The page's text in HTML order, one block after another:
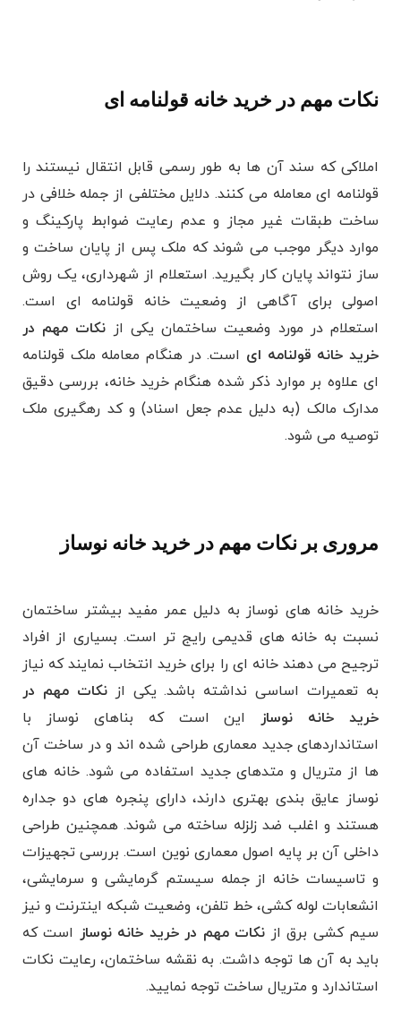
نکات مهم در خرید خانه قولنامه ای
املاکی که سند آن ها به طور رسمی قابل انتقال نیستند را
قولنامه ای معامله می کنند. دلایل مختلفی از جمله خلافی در
ساخت طبقات غیر مجاز و عدم رعایت ضوابط پارکینگ و
موارد دیگر موجب می شوند که ملک پس از پایان ساخت و
ساز نتواند پایان کار بگیرید. استعلام از شهرداری، یک روش
اصولی برای آگاهی از وضعیت خانه قولنامه ای است.
استعلام در مورد وضعیت ساختمان یکی از نکات مهم در
خرید خانه قولنامه ای است. در هنگام معامله ملک قولنامه
ای علاوه بر موارد ذکر شده هنگام خرید خانه، بررسی دقیق
مدارک مالک (به دلیل عدم جعل اسناد) و کد رهگیری ملک
توصیه می شود.
مروری بر نکات مهم در خرید خانه نوساز
خرید خانه های نوساز به دلیل عمر مفید بیشتر ساختمان
نسبت به خانه های قدیمی رایج تر است. بسیاری از افراد
ترجیح می دهند خانه ای را برای خرید انتخاب نمایند که نیاز
به تعمیرات اساسی نداشته باشد. یکی ازنکات مهم در
خرید خانه نوساز
این است که بناهای نوساز با
استانداردهای جدید معماری طراحی شده اند و در ساخت آن
ها از متریال و متدهای جدید استفاده می شود. خانه های
نوساز عایق بندی بهتری دارند، دارای پنجره های دو جداره
هستند و اغلب ضد زلزله ساخته می شوند. همچنین طراحی
داخلی آن بر پایه اصول معماری نوین است. بررسی تجهیزات
و تاسیسات خانه از جمله سیستم گرمایشی و سرمایشی،
انشعابات لوله کشی، خط تلفن، وضعیت شبکه اینترنت و نیز
سیم کشی برق از نکات مهم در خرید خانه نوساز است که
باید به آن ها توجه داشت. به نقشه ساختمان، رعایت نکات
استاندارد و متریال ساخت توجه نمایید.